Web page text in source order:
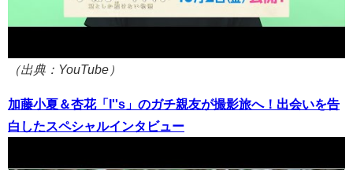
（出典：YouTube）
加藤小夏＆杏花「I''s」のガチ親友が撮影旅へ！出会いを告
白したスペシャルインタビュー